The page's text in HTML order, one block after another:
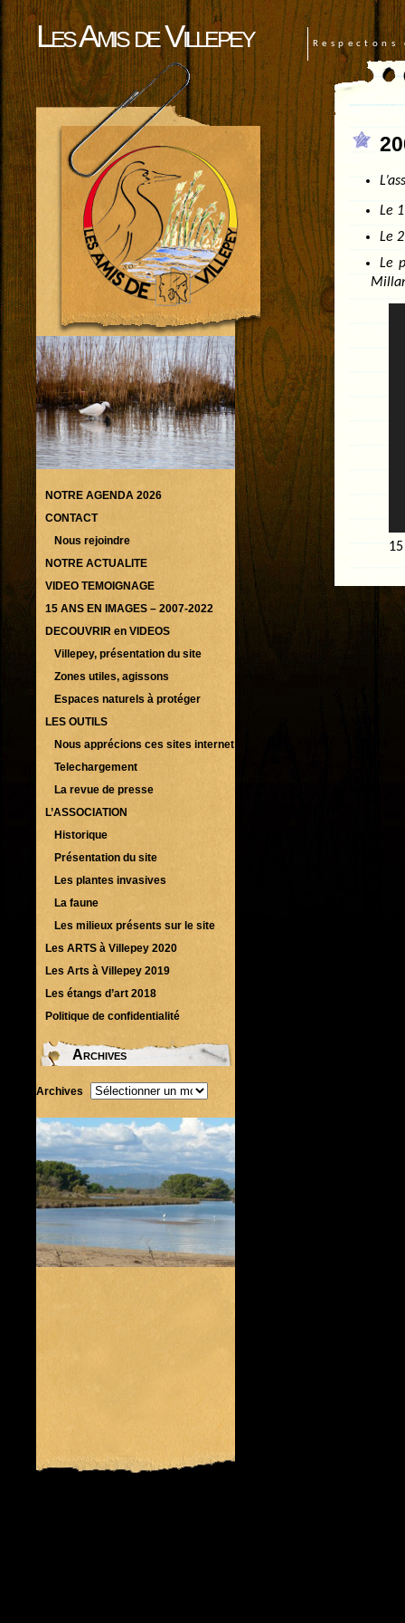
Les Amis de Villepey
Le
Le
Le
NOTRE AGENDA 2026
CONTACT
Nous rejoindre
NOTRE ACTUALITE
VIDEO TEMOIGNAGE
15 ANS EN IMAGES – 2007-2022
DECOUVRIR en VIDEOS
Villepey, présentation du site
Zones utiles, agissons
Espaces naturels à protéger
LES OUTILS
Nous apprécions ces sites internet
Telechargement
La revue de presse
L’ASSOCIATION
Historique
Présentation du site
Les plantes invasives
La faune
Les milieux présents sur le site
Les ARTS à Villepey 2020
Les Arts à Villepey 2019
Les étangs d’art 2018
Politique de confidentialité
Archives
Archives